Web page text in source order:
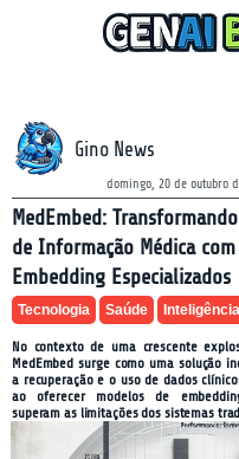
Gino News
domingo, 20 de outubro
MedEmbed:
de Informação Médica
Embedding Especializados
Tecnologia Saúde
No contexto de uma crescente
MedEmbed surge como uma solução
a recuperação e o uso de dados
ao oferecer modelos de
superam as limitações dos sistemas